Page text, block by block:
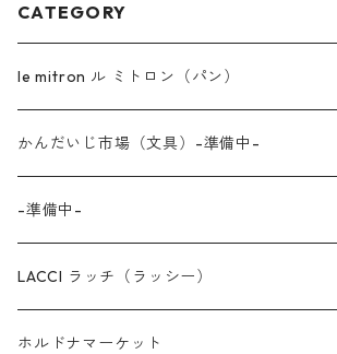
CATEGORY
le mitron ル ミトロン（パン）
かんだいじ市場（文具）-準備中-
-準備中-
LACCI ラッチ（ラッシー）
ホルドナマーケット